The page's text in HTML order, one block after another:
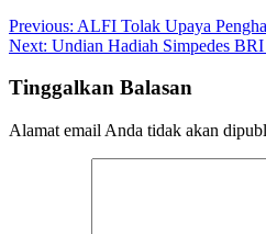
Previous: ALFI Tolak Upaya
Next: Undian Hadiah Simpedes
Tinggalkan Balasan
Alamat email Anda tidak akan